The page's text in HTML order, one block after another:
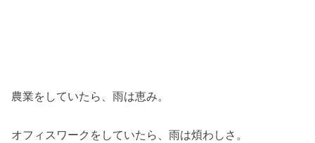
農業をしていたら、雨は恵み。
オフィスワークをしていたら、雨は煩わしさ。